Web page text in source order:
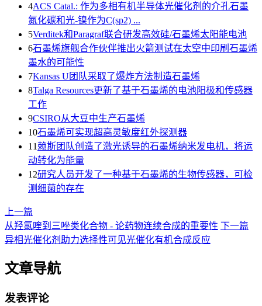
4ACS Catal.: 作为多相有机半导体光催化剂的介孔石墨
氮化碳和光-镍作为C(sp2) ...
5Verditek和Paragraf联合研发高效硅/石墨烯太阳能电池
6石墨烯旗舰合作伙伴推出火箭测试在太空中印刷石墨烯
墨水的可能性
7Kansas U团队采取了爆炸方法制造石墨烯
8Talga Resources更新了基于石墨烯的电池阳极和传感器
工作
9CSIRO从大豆中生产石墨烯
10石墨烯可实现超高灵敏度红外探测器
11赖斯团队创造了激光诱导的石墨烯纳米发电机，将运
动转化为能量
12研究人员开发了一种基于石墨烯的生物传感器，可检
测细菌的存在
上一篇
从羟氯喹到三唑类化合物 - 论药物连续合成的重要性 下一篇
异相光催化剂助力选择性可见光催化有机合成反应
文章导航
发表评论